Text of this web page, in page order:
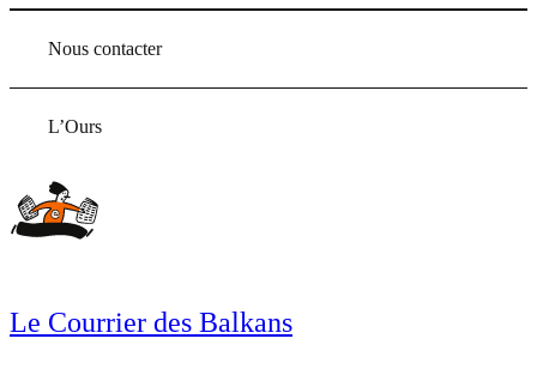
Nous contacter
L’Ours
Le Courrier des Balkans